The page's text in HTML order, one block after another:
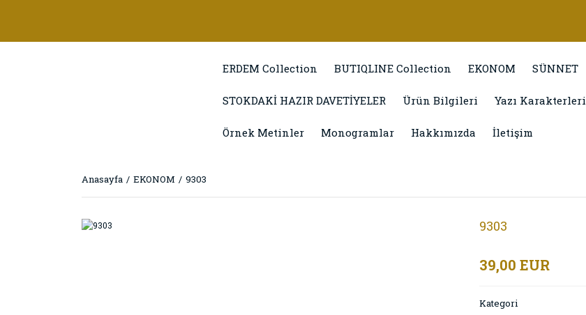
ERDEM Collection BUTIQLINE Collection EKONOM SÜNNET
STOKDAKİ HAZIR DAVETİYELER Ürün Bilgileri Yazı Karakterleri
Örnek Metinler Monogramlar Hakkımızda İletişim
Anasayfa EKONOM 9303
9303
39,00 EUR
Kategori